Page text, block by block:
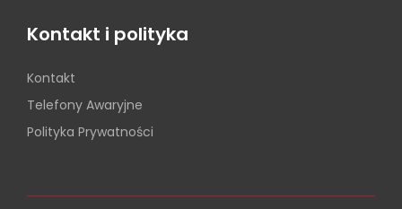
Kontakt i polityka
Kontakt
Telefony Awaryjne
Polityka Prywatności